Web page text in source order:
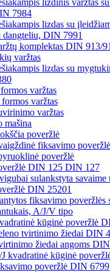
lizdinis varžtas
7984
lizdas su
dangteliu, DIN 7991
komplektas DIN 913/
varžtas
lizdas su
varžtas
varžtas
varžtas
mašina
poveržlė
fiksavimo poveržlė
poveržlė
DIN 125 DIN 127
sulankstyta savaime
DIN 25201
fiksavimo poveržlės
A/J/V tipo
kūginė poveržlė
tvirtinimo žiedai DIN
žiedai angoms
kvadratinė kūginė
poveržlė DIN 6799